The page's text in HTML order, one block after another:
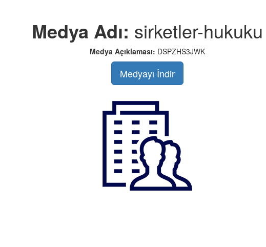
Medya Adı: sirketler-hukuku
Medya Açıklaması: DSPZHS3JWK
Medyayı İndir